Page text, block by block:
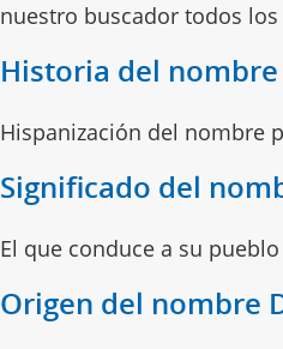
nuestro buscador todos
Historia del
Hispanización del nombre
Significado del
El que conduce a su pueblo
Origen del nombre